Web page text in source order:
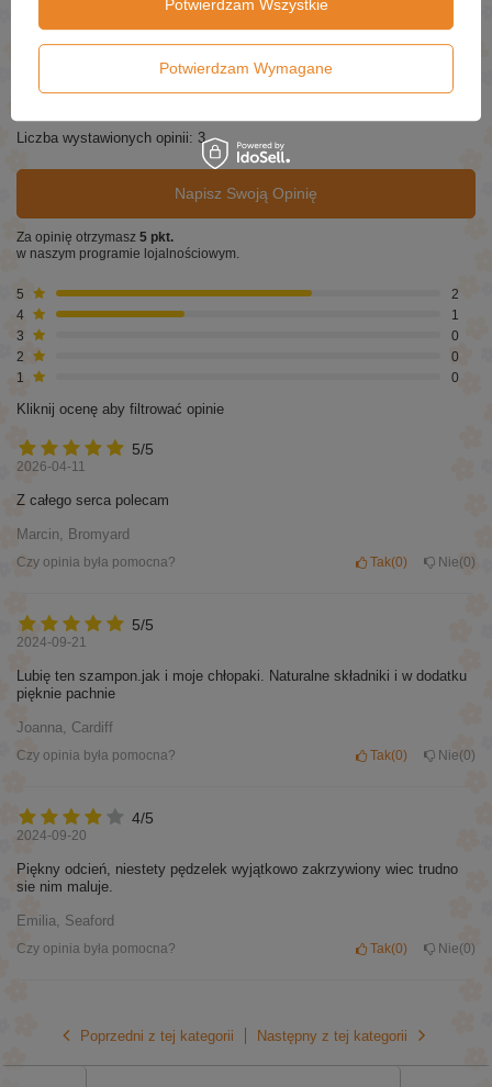
OPINIE O EVELINE GEL LAQUE LAKIER DO
PAZNOKCI EFEKT ŻELU BEZ UŻYCIA UV/LED
SZYBKOSCHNĄCY NR 55 8ML
4.67
Liczba wystawionych opinii: 3
Napisz Swoją Opinię
Za opinię otrzymasz 5 pkt.
w naszym programie lojalnościowym.
5
2
4
1
3
0
2
0
1
0
Kliknij ocenę aby filtrować opinie
5/5
2026-04-11
Z całego serca polecam
Marcin, Bromyard
Czy opinia była pomocna? Tak 0 Nie 0
5/5
2024-09-21
Lubię ten szampon.jak i moje chłopaki. Naturalne składniki i w dodatku
pięknie pachnie
Joanna, Cardiff
Czy opinia była pomocna? Tak 0 Nie 0
4/5
2024-09-20
Piękny odcień, niestety pędzelek wyjątkowo zakrzywiony wiec trudno
sie nim maluje.
Emilia, Seaford
Czy opinia była pomocna? Tak 0 Nie 0
Poprzedni z tej kategorii Następny z tej kategorii
Potwierdzam Wymagane
Potwierdzam Wszystkie